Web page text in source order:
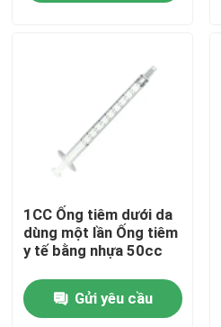
Tham quan nhà máy
Liên hệ chúng tôi
Yêu cầu báo giá
1CC Ống tiêm dưới da
dùng một lần Ống tiêm
y tế bằng nhựa 50cc
Gửi yêu cầu